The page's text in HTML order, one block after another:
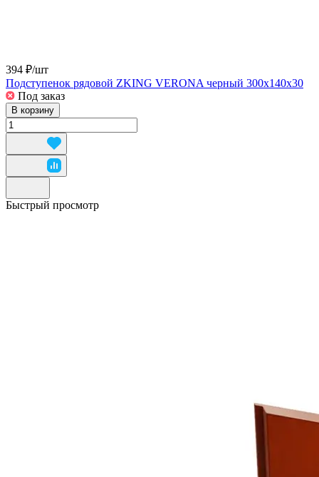
394 ₽/шт
Подступенок рядовой ZKING VERONA черный 300х140х30
Под заказ
В корзину
Быстрый просмотр